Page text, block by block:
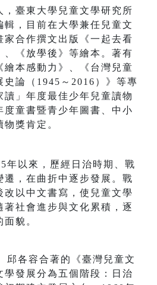
，臺東大學兒童文學研究所
輯，目前在大學兼任兒童文
家合作撰文出版《一起去看
、《放學後》等繪本。著有
繪本感動力》、《台灣兒童
史論（1945～2016）》等專
讀」年度最佳少年兒童讀物
度童書暨青少年圖書、中小
獎肯定。
年以來，歷經日治時期、戰
遷，在曲折中逐步發展。戰
改以中文書寫，使兒童文學
著社會進步與文化累積，逐
貌。
邱各容合著的《臺灣兒童文
學發展分為五個階段：日治